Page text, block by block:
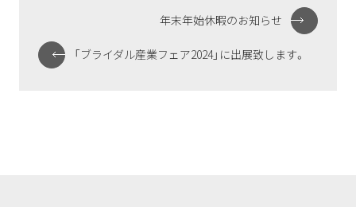
ビ
ゲ
ー
年末年始休暇のお知らせ
「ブライダル産業フェア2024」に出展致します。